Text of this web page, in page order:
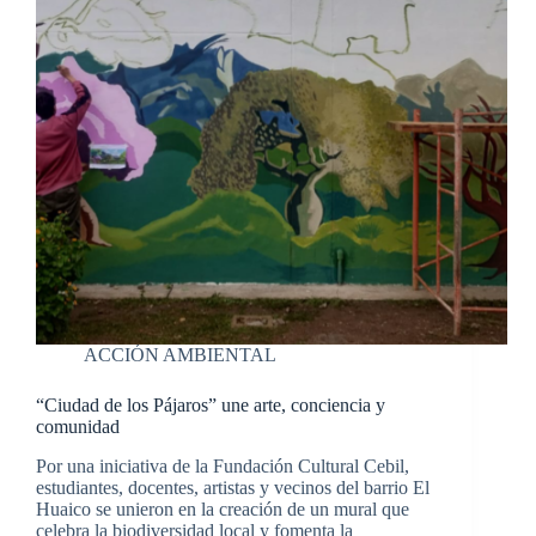
ACCIÓN AMBIENTAL
“Ciudad de los Pájaros” une arte, conciencia y
comunidad
Por una iniciativa de la Fundación Cultural Cebil,
estudiantes, docentes, artistas y vecinos del barrio El
Huaico se unieron en la creación de un mural que
celebra la biodiversidad local y fomenta la